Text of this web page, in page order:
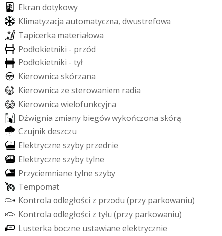
Ekran dotykowy
Klimatyzacja automatyczna, dwustrefowa
Tapicerka materiałowa
Podłokietniki - przód
Podłokietniki - tył
Kierownica skórzana
Kierownica ze sterowaniem radia
Kierownica wielofunkcyjna
Dźwignia zmiany biegówwykończona skórą
Czujnikdeszczu
Elektryczne szyby przednie
Elektryczne szybytylne
Przyciemniane tylne szyby
Tempomat
Kontrola odległości z przodu (przy parkowaniu)
Kontrola odległości z tyłu (przy parkowaniu)
Lusterka boczne ustawiane elektrycznie